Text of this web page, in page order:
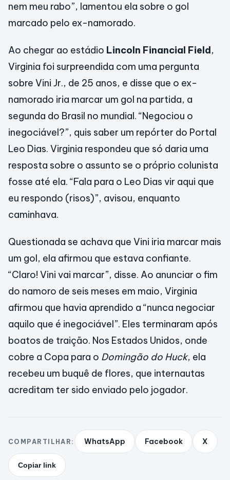
nem meu rabo”, lamentou ela sobre o gol
marcado pelo ex-namorado.
Ao chegar ao estádio Lincoln Financial Field,
Virginia foi surpreendida com uma pergunta
sobre Vini Jr., de 25 anos, e disse que o ex-
namorado iria marcar um gol na partida, a
segunda do Brasil no mundial. “Negociou o
inegociável?”, quis saber um repórter do Portal
Leo Dias. Virginia respondeu que só daria uma
resposta sobre o assunto se o próprio colunista
fosse até ela. “Fala para o Leo Dias vir aqui que
eu respondo (risos)”, avisou, enquanto
caminhava.
Questionada se achava que Vini iria marcar mais
um gol, ela afirmou que estava confiante.
“Claro! Vini vai marcar”, disse. Ao anunciar o fim
do namoro de seis meses em maio, Virginia
afirmou que havia aprendido a “nunca negociar
aquilo que é inegociável”. Eles terminaram após
boatos de traição. Nos Estados Unidos, onde
cobre a Copa para o Domingão do Huck, ela
recebeu um buquê de flores, que internautas
acreditam ter sido enviado pelo jogador.
COMPARTILHAR: WhatsApp Facebook X
Copiar link